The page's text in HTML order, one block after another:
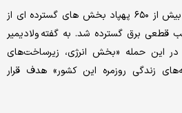
روسیه در شبانه روز گذشت با بیش از ۶۵۰ پهپاد بخش های گسترده ای از
قطعی برق گسترده شد. به گفته ولادیمیر
در این حمله «بخش انرژی، زیرساخت‌های
زندگی روزمره این کشور» هدف قرار